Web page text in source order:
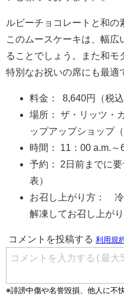
ルビーチョコレートと和
このムースケーキは、幅広
ることでしょう。また和モ
特別なお祝いの席にも最適
料金： 8,640円（税
場所： ザ・リッツ・
ップアップショップ（
時間： 11：00 a.m.～
予約： 2日前までに
表）
お召し上がり方： 冷
解凍してお召し上がり